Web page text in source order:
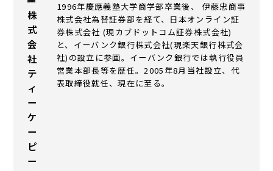
株
式
会
社
テ
ィ
ー
ケ
ー
ピ
ー
1996年慶應義塾大学商学部卒業後、 伊藤忠商事
株式会社為替証券部を経て、日本オンライン証
券株式会社 (現カブドットコム証券株式会社)
と、イーバンク銀行株式会社(現楽天銀行株式会
社)の設立に参画。イーバンク銀行では執行役員
営業本部長等を歴任。2005年8月当社設立、代
表取締役就任、現在に至る。